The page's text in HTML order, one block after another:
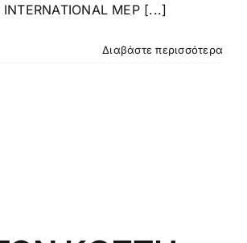
MEP [...]
Διαβάστε περισσότερα